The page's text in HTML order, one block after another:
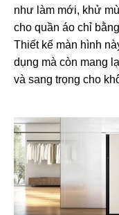
như làm mới, khử
cho quần áo chỉ
Thiết kế màn hình
dụng mà còn mang
và sang trọng cho